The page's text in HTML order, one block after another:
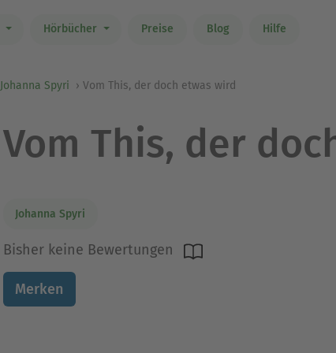
Hörbücher Preise Blog Hilfe
Johanna Spyri Vom This, der doch etwas wird
Vom This, der
Johanna Spyri
Bisher keine Bewertungen
Merken